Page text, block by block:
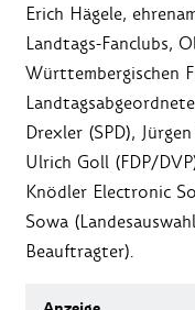
Erich Hägele,
Landtags-Fanclubs,
Württembergischen
Drexler (SPD),
Ulrich Goll (FDP/
Knödler Electronic
Sowa
Beauftragter).